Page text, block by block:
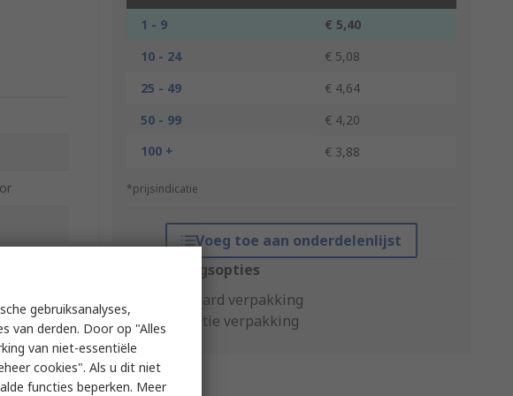
1 - 9
€ 5,40
10 - 24
€ 5,08
25 - 49
€ 4,64
50 - 99
€ 4,20
100 +
€ 3,88
*prijsindicatie
Voeg toe aan onderdelenlijst
Verpakkingsopties
Standaard verpakking
Productie verpakking
gebruiksanalyses,
van derden. Door op "Alles
van niet-essentiële
cookies". Als u dit niet
functies beperken. Meer